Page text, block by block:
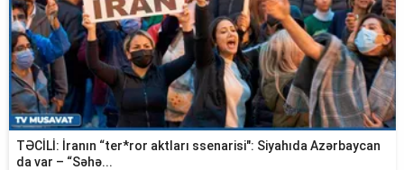
TƏCİLİ: İranın “ter*ror aktları ssenarisi": Siyahıda Azərbaycan
da var – “Səhə...